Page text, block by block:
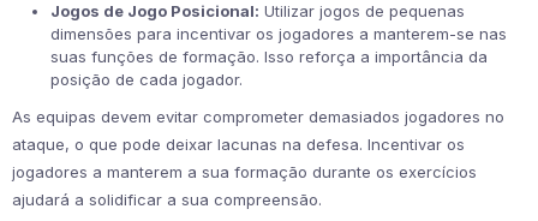
Jogos de Jogo Posicional: Utilizar jogos de pequenas
dimensões para incentivar os jogadores a manterem-se nas
suas funções de formação. Isso reforça a importância da
posição de cada jogador.
As equipas devem evitar comprometer demasiados jogadores no
ataque, o que pode deixar lacunas na defesa. Incentivar os
jogadores a manterem a sua formação durante os exercícios
ajudará a solidificar a sua compreensão.